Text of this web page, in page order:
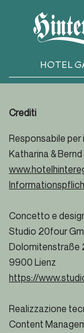
Skip to main
HOTEL
Crediti
Responsabile per
Katharina &
Concetto e
Studio 20four
Dolomitenstraße
9900 Lienz
https://
Realizzazione
Content